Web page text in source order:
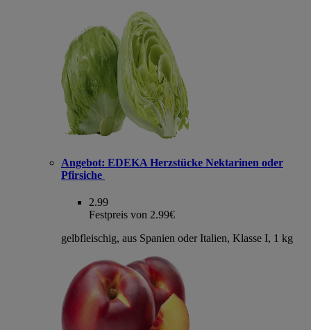
Angebot: EDEKA Herzstücke Nektarinen oder
Pfirsiche
2.99
Festpreis von 2.99€
gelbfleischig, aus Spanien oder Italien, Klasse I, 1 kg